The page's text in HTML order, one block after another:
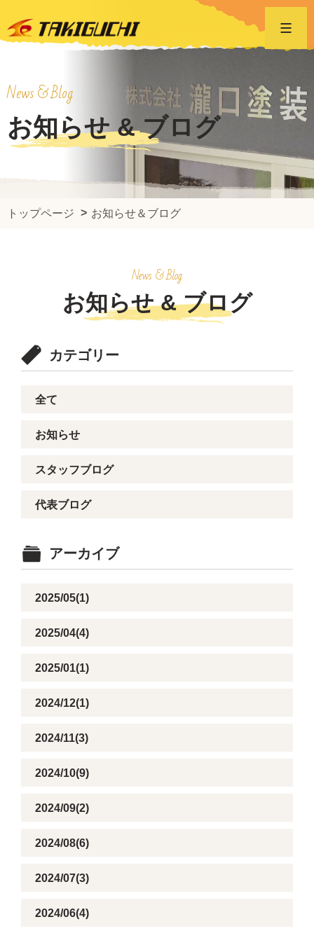
News & Blog
お知らせ & ブログ
トップページ お知らせ＆ブログ
News & Blog
お知らせ & ブログ
カテゴリー
全て
お知らせ
スタッフブログ
代表ブログ
アーカイブ
2025/05(1)
2025/04(4)
2025/01(1)
2024/12(1)
2024/11(3)
2024/10(9)
2024/09(2)
2024/08(6)
2024/07(3)
2024/06(4)